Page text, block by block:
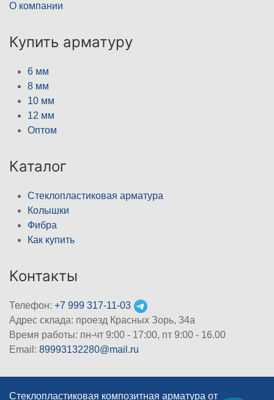
О компании
Купить арматуру
6 мм
8 мм
10 мм
12 мм
Оптом
Каталог
Стеклопластиковая арматура
Колышки
Фибра
Как купить
Контакты
Телефон: +7 999 317-11-03
Адрес склада: проезд Красных Зорь, 34а
Время работы: пн-чт 9:00 - 17:00, пт 9:00 - 16.00
Email: 89993132280@mail.ru
Стеклопластиковая композитная арматура от